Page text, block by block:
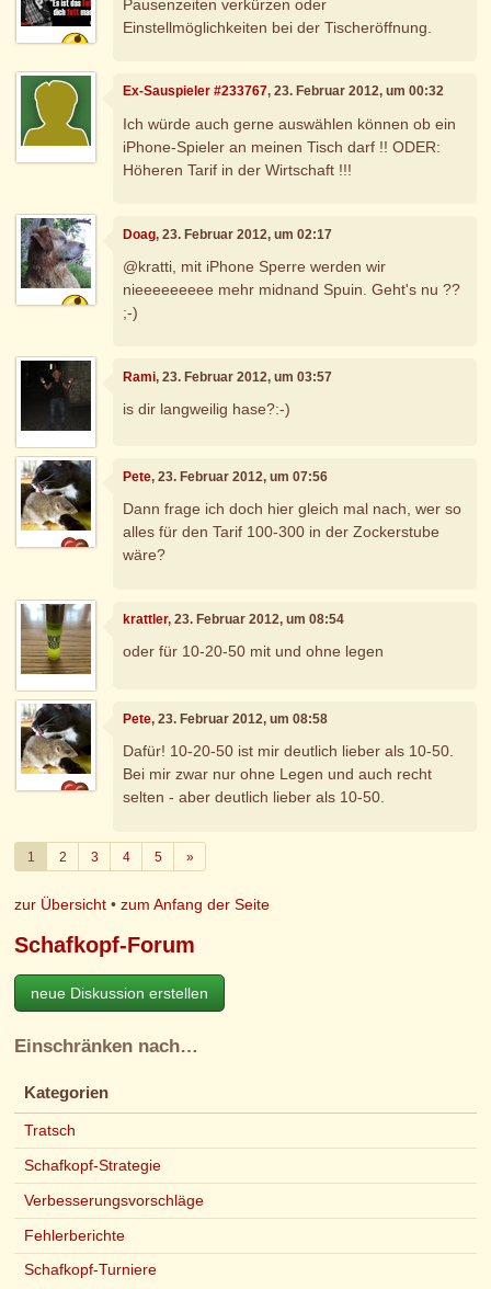
Pausenzeiten verkürzen oder
Einstellmöglichkeiten bei der Tischeröffnung.
Ex-Sauspieler #233767, 23. Februar 2012, um 00:32
Ich würde auch gerne auswählen können ob ein
iPhone-Spieler an meinen Tisch darf !! ODER:
Höheren Tarif in der Wirtschaft !!!
Doag, 23. Februar 2012, um 02:17
@kratti, mit iPhone Sperre werden wir
nieeeeeeeee mehr midnand Spuin. Geht's nu ??
;-)
Rami, 23. Februar 2012, um 03:57
is dir langweilig hase?:-)
Pete, 23. Februar 2012, um 07:56
Dann frage ich doch hier gleich mal nach, wer so
alles für den Tarif 100-300 in der Zockerstube
wäre?
krattler, 23. Februar 2012, um 08:54
oder für 10-20-50 mit und ohne legen
Pete, 23. Februar 2012, um 08:58
Dafür! 10-20-50 ist mir deutlich lieber als 10-50.
Bei mir zwar nur ohne Legen und auch recht
selten - aber deutlich lieber als 10-50.
1 2 3 4 5 »Weiter
zur Übersicht •zum Anfang der Seite
Schafkopf-Forum
neue Diskussion erstellen
Einschränken nach…
Kategorien
Tratsch
Schafkopf-Strategie
Verbesserungsvorschläge
Fehlerberichte
Schafkopf-Turniere